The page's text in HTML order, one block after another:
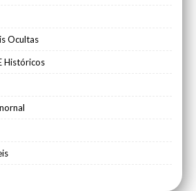
Ocultas
Históricos